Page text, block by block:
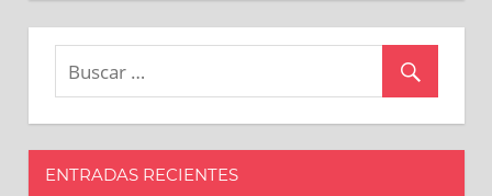
ENTRADAS RECIENTES